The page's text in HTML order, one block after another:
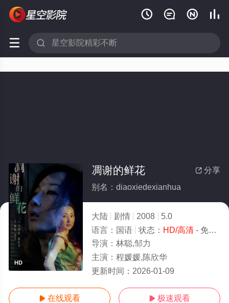
   
 
HD
 分享
凋谢的鲜花
别名：diaoxiedexianhua
大陆 剧情 2008
5.0
语言： 国语 状态： HD/高清- 免费在线观看
导演： 林聪,邹力
主演： 程媛媛,陈欣华
更新时间： 2026-01-09
 在线观看  极速观看